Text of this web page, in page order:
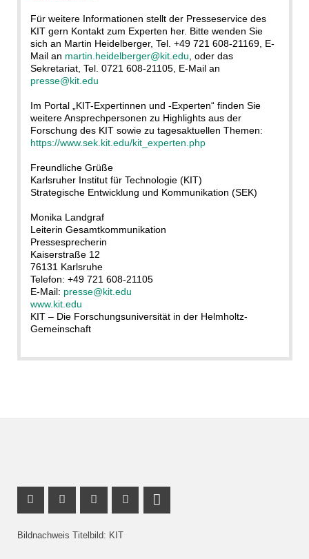
Für weitere Informationen stellt der Presseservice des
KIT gern Kontakt zum Experten her. Bitte wenden Sie
sich an Martin Heidelberger, Tel. +49 721 608-21169, E-
Mail an martin.heidelberger@kit.edu , oder das
Sekretariat, Tel. 0721 608-21105, E-Mail an
presse@kit.edu
Im Portal „KIT-Expertinnen und -Experten“ finden Sie
weitere Ansprechpersonen zu Highlights aus der
Forschung des KIT sowie zu tagesaktuellen Themen:
https://www.sek.kit.edu/kit_experten.php
Freundliche Grüße
Karlsruher Institut für Technologie (KIT)
Strategische Entwicklung und Kommunikation (SEK)
Monika Landgraf
Leiterin Gesamtkommunikation
Pressesprecherin
Kaiserstraße 12
76131 Karlsruhe
Telefon: +49 721 608-21105
E-Mail: presse@kit.edu
www.kit.edu
KIT – Die Forschungsuniversität in der Helmholtz-
Gemeinschaft
Facebook Profil
Instagram Profil
Profil Mastodon
Youtube Profil
LinkedIn Profil
Bildnachweis Titelbild: KIT